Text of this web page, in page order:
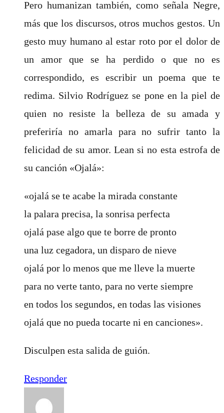
Pero humanizan también, como señala Negre,
más que los discursos, otros muchos gestos. Un
gesto muy humano al estar roto por el dolor de
un amor que se ha perdido o que no es
correspondido, es escribir un poema que te
redima. Silvio Rodríguez se pone en la piel de
quien no resiste la belleza de su amada y
preferiría no amarla para no sufrir tanto la
felicidad de su amor. Lean si no esta estrofa de
su canción «Ojalá»:
«ojalá se te acabe la mirada constante
la palara precisa, la sonrisa perfecta
ojalá pase algo que te borre de pronto
una luz cegadora, un disparo de nieve
ojalá por lo menos que me lleve la muerte
para no verte tanto, para no verte siempre
en todos los segundos, en todas las visiones
ojalá que no pueda tocarte ni en canciones».
Disculpen esta salida de guión.
Responder